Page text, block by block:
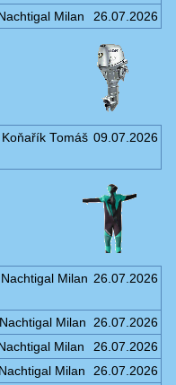
Milan 26.07.2026
Koňařík Tomáš 09.07.2026
Nachtigal Milan 26.07.2026
Nachtigal Milan 26.07.2026
Milan 26.07.2026
Nachtigal Milan 26.07.2026